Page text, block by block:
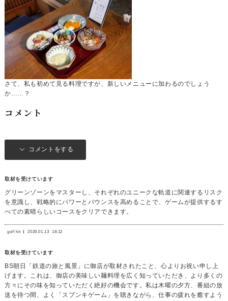
さて、私も初めて見る料理ですが、新しいメニューに加わるのでしょう
か……？
コメント
コメントをする
取材を受けています
グリーンゾーンをマスターし、それぞれのユニークな軌道に関連するリスク
を意識し、戦略的にパワーとバウンスを高めることで、ゲームが提供するす
べての素晴らしいコースをクリアできます。
golf hit 2026.01.13 18:12
取材を受けています
BS朝日「鉄道の旅と風景」に御店が取材されたこと、心よりお祝い申し上
げます。これは、御店の美味しい麺料理を広く知っていただき、より多くの
方々にその味を知っていただく絶好の機会です。私は木曜の夕方、番組の放
送を待つ間、よく「スプンキゲーム」を聴きながら、仕事の疲れを癒すよう